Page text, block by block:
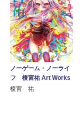
ノーゲーム・ノーライ
フ 榎宮祐 Art Works
榎宮 祐